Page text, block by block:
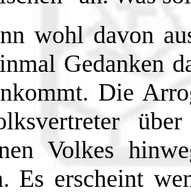
wohl davon
Gedanken
Die
Volkes
Es erscheint